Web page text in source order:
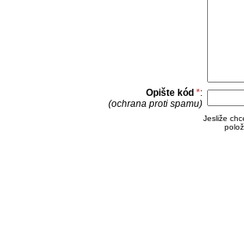
Opište kód *:
(ochrana proti spamu)
Jesliže